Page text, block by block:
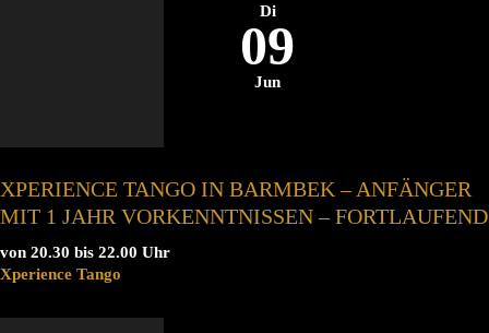
Di
09
Jun
XPERIENCE TANGO IN BARMBEK – ANFÄNGER
MIT 1 JAHR VORKENNTNISSEN – FORTLAUFEND
von 20.30 bis 22.00 Uhr
Xperience Tango